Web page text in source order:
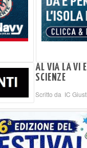
AL VIA LA VI
SCIENZE
Scritto da IC